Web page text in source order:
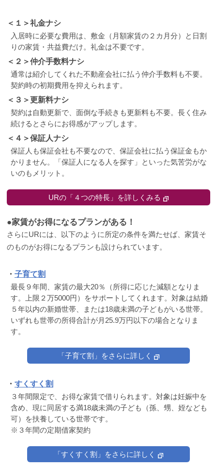
＜１＞礼金ナシ
入居時に必要な費用は、敷金（月額家賃の２カ月分）と日割
りの家賃・共益費だけ。礼金は不要です。
＜２＞仲介手数料ナシ
通常は紹介してくれた不動産会社に払う仲介手数料も不要。
契約時の初期費用を抑えられます。
＜３＞更新料ナシ
契約は自動更新で、面倒な手続きも更新料も不要。長く住み
続けるとさらにお得感がアップします。
＜４＞保証人ナシ
保証人も保証会社も不要なので、保証会社に払う保証金もか
かりません。「保証人になる人を探す」といった気苦労がな
いのもメリット。
URの「４つの特長」を詳しくみる
●家賃がお得になるプランがある！
さらにURには、以下のように所定の条件を満たせば、家賃そ
のものがお得になるプランも設けられています。
・ 子育て割
最長９年間、家賃の最大20％（所得に応じた減額となりま
す。上限２万5000円）をサポートしてくれます。対象は結婚
５年以内の新婚世帯、または18歳未満の子どもがいる世帯。
いずれも世帯の所得合計が月25.9万円以下の場合となりま
す。
「子育て割」をさらに詳しく
・ すくすく割
３年間限定で、お得な家賃で借りられます。対象は妊娠中を
含め、現に同居する満18歳未満の子ども（孫、甥、姪なども
可）を扶養している世帯です。
※３年間の定期借家契約
「すくすく割」をさらに詳しく